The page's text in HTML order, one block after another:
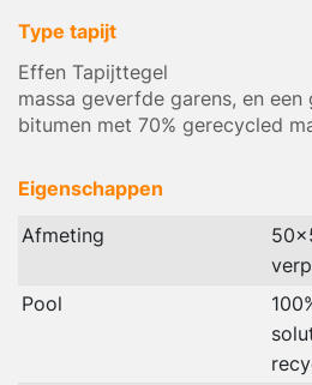
Type tapijt
Effen Tapijttegel
massa geverfde garens, en
bitumen met 70% gerecycled
Eigenschappen
Afmeting
Pool